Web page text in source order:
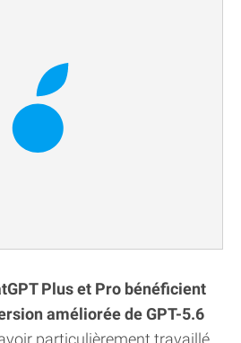
Plus et Pro bénéficient
améliorée de GPT-5.6